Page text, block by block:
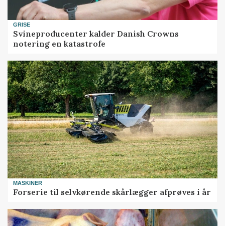
GRISE
Svineproducenter kalder Danish Crowns
notering en katastrofe
MASKINER
Forserie til selvkørende skårlægger afprøves i år